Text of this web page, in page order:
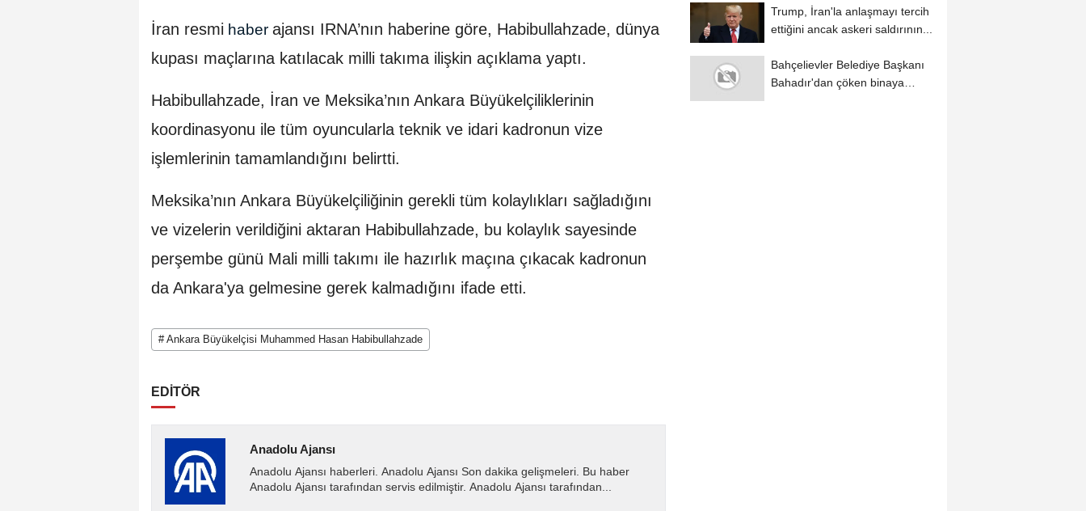
İran resmi haber ajansı IRNA’nın haberine göre, Habibullahzade, dünya
kupası maçlarına katılacak milli takıma ilişkin açıklama yaptı.
Habibullahzade, İran ve Meksika’nın Ankara Büyükelçiliklerinin
koordinasyonu ile tüm oyuncularla teknik ve idari kadronun vize
işlemlerinin tamamlandığını belirtti.
Meksika’nın Ankara Büyükelçiliğinin gerekli tüm kolaylıkları sağladığını
ve vizelerin verildiğini aktaran Habibullahzade, bu kolaylık sayesinde
perşembe günü Mali milli takımı ile hazırlık maçına çıkacak kadronun
da Ankara'ya gelmesine gerek kalmadığını ifade etti.
# Ankara Büyükelçisi Muhammed Hasan Habibullahzade
EDİTÖR
Anadolu Ajansı
Anadolu Ajansı haberleri. Anadolu Ajansı Son dakika gelişmeleri. Bu haber
Anadolu Ajansı tarafından servis edilmiştir. Anadolu Ajansı tarafından...
Trump, İran'la anlaşmayı tercih
ettiğini ancak askeri saldırının...
Bahçelievler Belediye Başkanı
Bahadır'dan çöken binaya